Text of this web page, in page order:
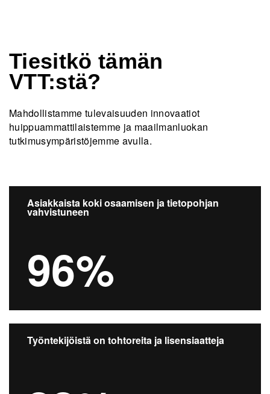
Tiesitkö tämän
VTT:stä?
Mahdollistamme tulevaisuuden innovaatiot
huippuammattilaistemme ja maailmanluokan
tutkimusympäristöjemme avulla.
Asiakkaista koki osaamisen ja tietopohjan
vahvistuneen
96%
Työntekijöistä on tohtoreita ja lisensiaatteja